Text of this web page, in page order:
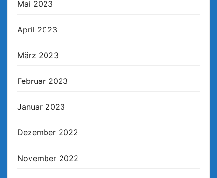
Mai 2023
April 2023
März 2023
Februar 2023
Januar 2023
Dezember 2022
November 2022